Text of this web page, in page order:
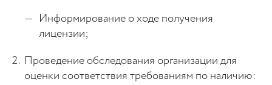
Информирование о ходе получения
лицензии;
Проведение обследования организации для
оценки соответствия требованиям по наличию: